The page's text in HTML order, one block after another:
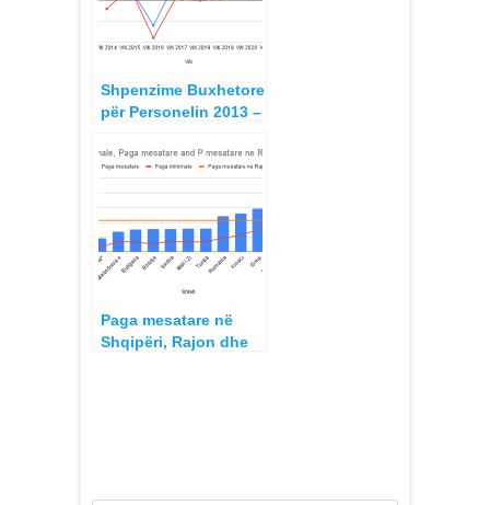
Shpenzime Buxhetore
për Personelin 2013 –
Paga mesatare në
Shqipëri, Rajon dhe